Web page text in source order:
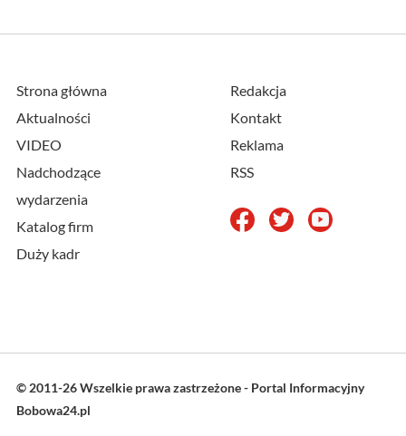
Strona główna
Aktualności
VIDEO
Nadchodzące
wydarzenia
Katalog firm
Duży kadr
Redakcja
Kontakt
Reklama
RSS
© 2011-26 Wszelkie prawa zastrzeżone - Portal Informacyjny
Bobowa24.pl